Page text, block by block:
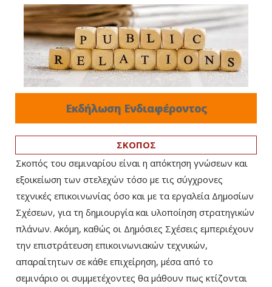
Εκδήλωση Ενδιαφέροντος
ΣΚΟΠΟΣ
Σκοπός του σεμιναρίου είναι η απόκτηση γνώσεων και
εξοικείωση των στελεχών τόσο με τις σύγχρονες
τεχνικές επικοινωνίας όσο και με τα εργαλεία Δημοσίων
Σχέσεων, για τη δημιουργία και υλοποίηση στρατηγικών
πλάνων. Ακόμη, καθώς οι Δημόσιες Σχέσεις εμπεριέχουν
την επιστράτευση επικοινωνιακών τεχνικών,
απαραίτητων σε κάθε επιχείρηση, μέσα από το
σεμινάριο οι συμμετέχοντες θα μάθουν πως κτίζονται